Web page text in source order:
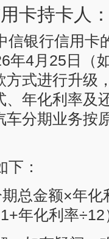
卡持卡人
信银行信用卡
年4月25日（
式进行升级
、年化利率及
车分期业务按
：
总金额×年
年化利率